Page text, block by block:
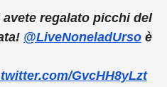
regalato picchi del
@LiveNoneladUrso è
GvcHH8yLzt